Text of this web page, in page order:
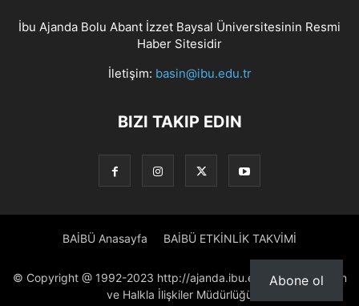
İbu Ajanda Bolu Abant İzzet Baysal Üniversitesinin Resmi
Haber Sitesidir
İletişim: basin@ibu.edu.tr
BIZI TAKIP EDIN
BAİBÜ Anasayfa BAİBÜ ETKİNLİK TAKVİMİ
© Copyright @ 1992-2023 http://ajanda.ibu.edu.tr/ Proje: Basın
ve Halkla İlişkiler Müdürlüğü
Abone ol